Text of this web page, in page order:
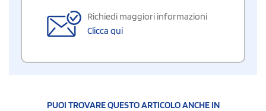
Richiedi maggiori informazioni
Clicca qui
PUOI TROVARE QUESTO ARTICOLO ANCHE IN